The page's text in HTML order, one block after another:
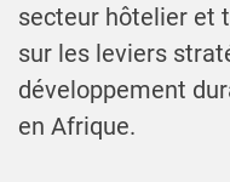
secteur hôtelier et
sur les leviers
développement
en Afrique.